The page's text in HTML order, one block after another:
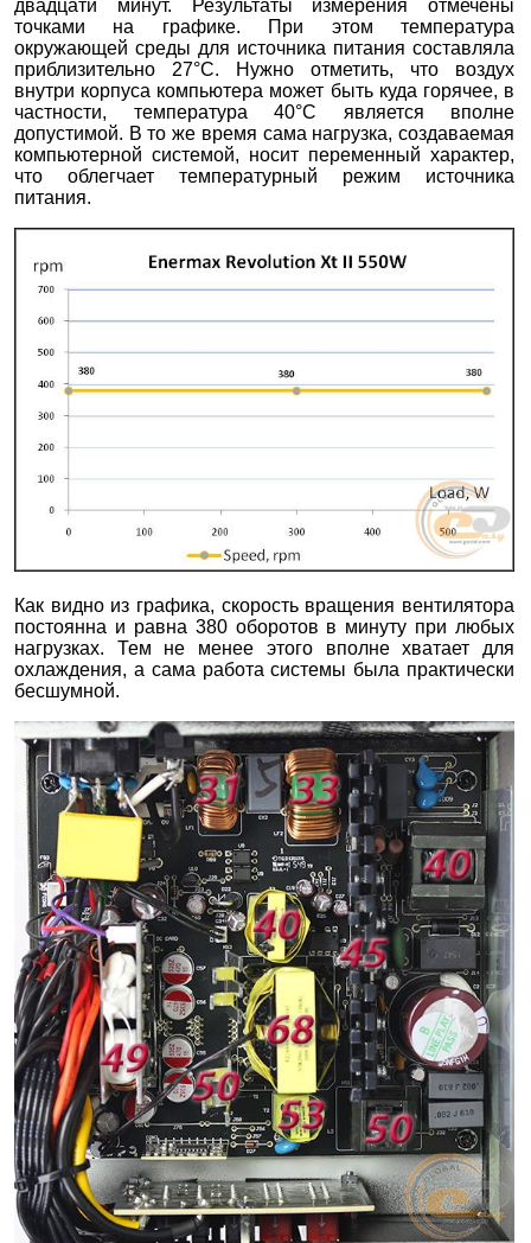
двадцати минут. Результаты измерения отмечены
точками на графике. При этом температура
окружающей среды для источника питания составляла
приблизительно 27°С. Нужно отметить, что воздух
внутри корпуса компьютера может быть куда горячее, в
частности, температура 40°С является вполне
допустимой. В то же время сама нагрузка, создаваемая
компьютерной системой, носит переменный характер,
что облегчает температурный режим источника
питания.
Как видно из графика, скорость вращения вентилятора
постоянна и равна 380 оборотов в минуту при любых
нагрузках. Тем не менее этого вполне хватает для
охлаждения, а сама работа системы была практически
бесшумной.